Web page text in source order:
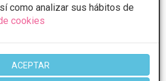
como analizar sus hábitos de
cookies
ACEPTAR
queremos ser francos con
ello, lo primero que debemos
que se comience con una dieta
objetivos reales y progresivos.
ponernos un objetivo imposible